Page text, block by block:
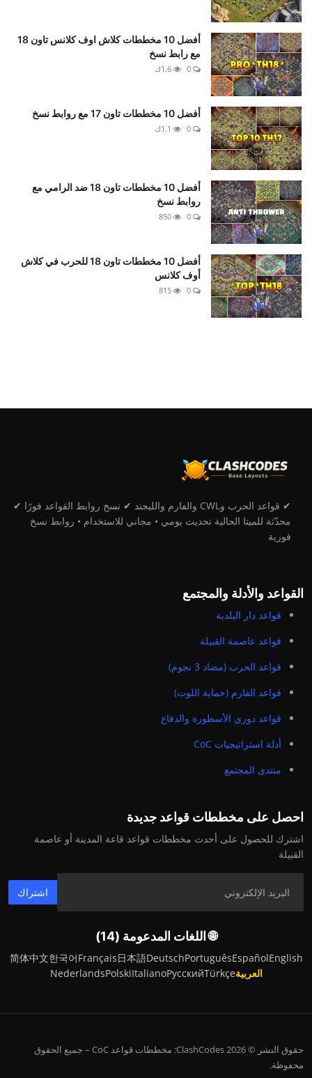
أفضل 10 مخططات كلاش اوف كلانس تاون 18
مع رابط نسخ
أفضل 10 مخططات تاون 17 مع روابط نسخ
أفضل 10 مخططات تاون 18 ضد الرامي مع
روابط نسخ
أفضل 10 مخططات تاون 18 للحرب في كلاش
أوف كلانس
✔ قواعد الحرب وCWL والفارم والليجند ✔ نسخ روابط القواعد فورًا ✔
محدّثة للميتا الحالية تحديث يومي • مجاني للاستخدام • روابط نسخ
فورية
القواعد والأدلة والمجتمع
قواعد دار البلدية
قواعد عاصمة القبيلة
قواعد الحرب (مضاد 3 نجوم)
قواعد الفارم (حماية اللوت)
قواعد دوري الأسطورة والدفاع
أدلة استراتيجيات CoC
منتدى المجتمع
احصل على مخططات قواعد جديدة
اشترك للحصول على أحدث مخططات قواعد قاعة المدينة أو عاصمة
القبيلة
اشتراك
🌐 اللغات المدعومة (14)
English
Español
Português
Deutsch
日本語
Français
한국어
简体中文
العربيةTürkçe
Русский
Italiano
Polski
Nederlands
حقوق النشر © 2026 ClashCodes: مخططات قواعد CoC – جميع الحقوق
محفوظة.